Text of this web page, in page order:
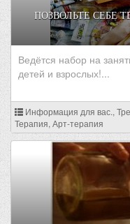
ПОЗВОЛЬТЕ СЕБЕ
Ведётся набор на
детей и взрослых!...
Информация для вас.,
Терапия, Арт-терапия